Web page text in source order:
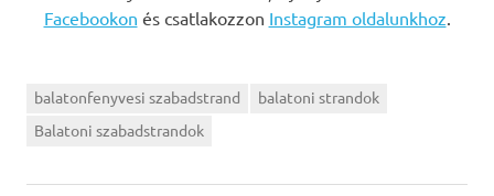
Facebookon és csatlakozzon Instagram oldalunkhoz
balatonfenyvesi szabadstrand
balatoni strandok
Balatoni szabadstrandok